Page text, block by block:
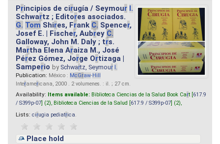
Principios de cirugía / Seymour I.
Schwartz ; Editores asociados.
G. Tom Shires, Frank C. Spencer,
Josef E. | Fischer, Aubrey C.
Galloway, John M. Daly ; trs.
Martha Elena Araiza M., José
Pérez Gómez, Jorge Ortizaga |
Samperio by Schwartz, Seymour I.
Publication: México : McGraw-Hill
Interamericana, 2000 . 2 volumenes. : il. ; 27 cm.
Availability: Items available: Biblioteca Ciencias de la Salud Book Cart [ 617.9
/ S399p-07 ] (2), Biblioteca Ciencias de la Salud [ 617.9 / S399p-07 ] (2),
Lists: cirugia pediatrica
Place hold